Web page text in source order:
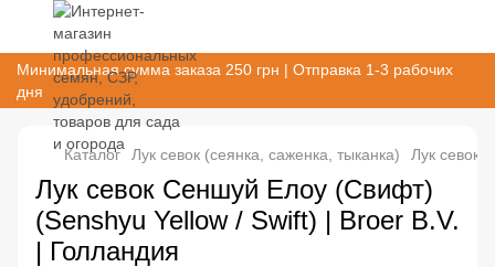
Минимальная сумма заказа 250 грн | Отправка 1-3 рабочих
дня
Каталог Лук севок (сеянка, саженка, тыканка) Лук севок
Лук севок Сеншуй Елоу (Свифт)
(Senshyu Yellow / Swift) | Broer B.V.
| Голландия